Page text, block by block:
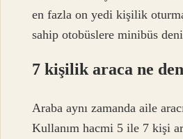
en fazla on yedi kişilik
sahip otobüslere minibüs
7 kişilik araca ne
Araba aynı zamanda aile
Kullanım hacmi 5 ile 7 kişi